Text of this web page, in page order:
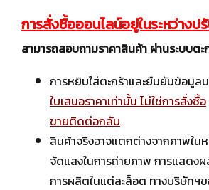
การสั่งซื้อออนไลน์อยู่ในระหว่างป
สามารถสอบถามราคาสินค้า ผ่านระบบตะ
การหยิบใส่ตะกร้าและยืนยันข้อมูล
ใบเสนอราคาเท่านั้น ไม่ใช่การสั่งซื้อ
ขายติดต่อกลับ
สินค้าจริงอาจแตกต่างจากภาพใน
จัดแสงในการถ่ายภาพ การแสดง
การผลิตในแต่ละล็อต ทางบริษัทฯ